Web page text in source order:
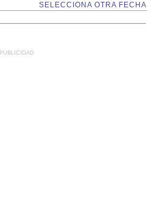
SELECCIONA OTRA FECHA
PUBLICIDAD